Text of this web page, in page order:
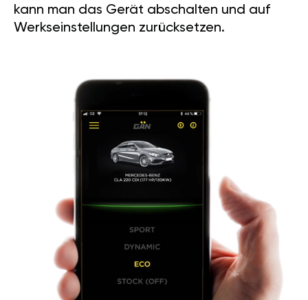
kann man das Gerät abschalten und auf
Werkseinstellungen zurücksetzen.